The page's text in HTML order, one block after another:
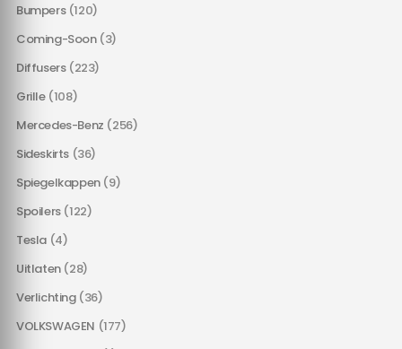
Bumpers (120)
Coming-Soon (3)
Diffusers (223)
Grille (108)
Mercedes-Benz (256)
Sideskirts (36)
Spiegelkappen (9)
Spoilers (122)
Tesla (4)
Uitlaten (28)
Verlichting (36)
VOLKSWAGEN (177)